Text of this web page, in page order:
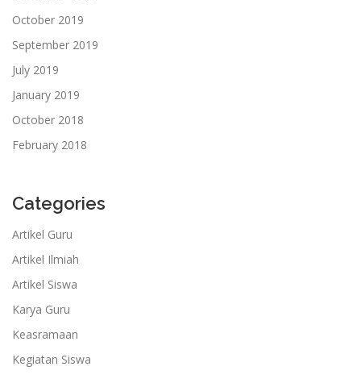
October 2019
September 2019
July 2019
January 2019
October 2018
February 2018
Categories
Artikel Guru
Artikel Ilmiah
Artikel Siswa
Karya Guru
Keasramaan
Kegiatan Siswa